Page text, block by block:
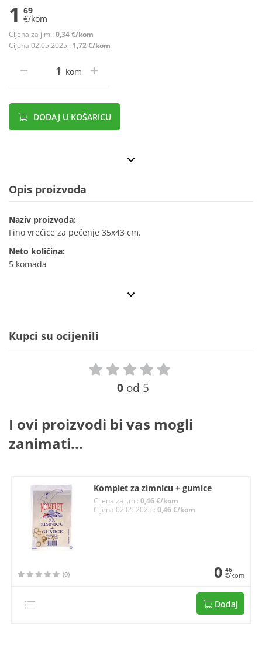
1 69
€/kom
Cijena za j.m.: 0,34 €/kom
Cijena 02.05.2025.: 1,72 €/kom
kom
DODAJ U KOŠARICU
Opis proizvoda
Naziv proizvoda:
Fino vrećice za pečenje 35x43 cm.
Neto količina:
5 komada
Kupci su ocijenili
0 od 5
I ovi proizvodi bi vas mogli
zanimati...
Komplet za zimnicu + gumice
Cijena za j.m.:0,46 €/kom
Cijena 02.05.2025.:0,46 €/kom
(0) 0 46
€/kom
Dodaj